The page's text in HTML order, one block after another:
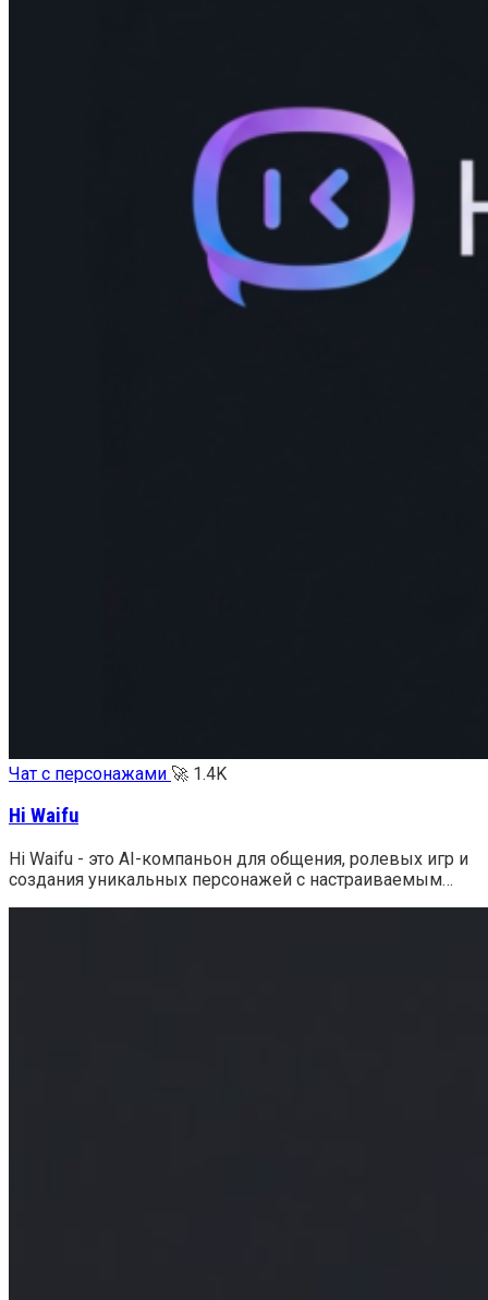
Чат с персонажами 🚀 1.4K
Hi Waifu
Hi Waifu - это AI-компаньон для общения, ролевых игр и
создания уникальных персонажей с настраиваемым…